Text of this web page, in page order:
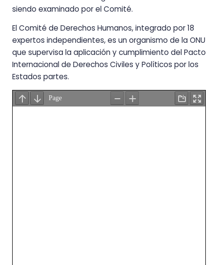
siendo examinado por el Comité.
El Comité de Derechos Humanos, integrado por 18
expertos independientes, es un organismo de la ONU
que supervisa la aplicación y cumplimiento del Pacto
Internacional de Derechos Civiles y Políticos por los
Estados partes.